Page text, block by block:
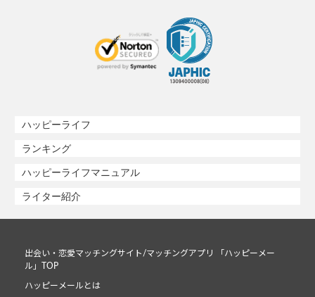
ハッピーライフ
ランキング
ハッピーライフマニュアル
ライター紹介
出会い・恋愛マッチングサイト/マッチングアプリ 「ハッピーメー
ル」TOP
ハッピーメールとは